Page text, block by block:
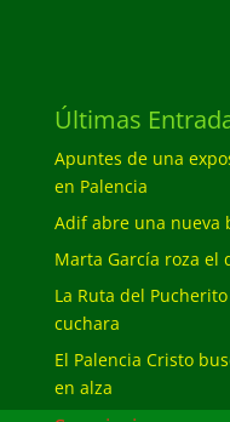
Últimas
Apuntes de una
en Palencia
Adif abre una nueva
Marta García roza el
La Ruta del
cuchara
El Palencia Cristo
en alza